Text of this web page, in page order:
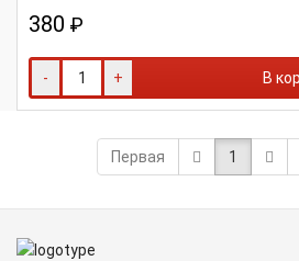
380 ₽
- + В
Первая 1